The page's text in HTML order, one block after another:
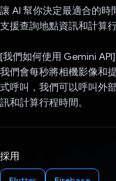
讓 AI 幫你決定最適合的時
支援查詢地點資訊和計算行
[我們如何使用 Gemini API]
我們會每秒將相機影像和
式呼叫，我們可以呼叫外
訊和計算行程時間。
採用